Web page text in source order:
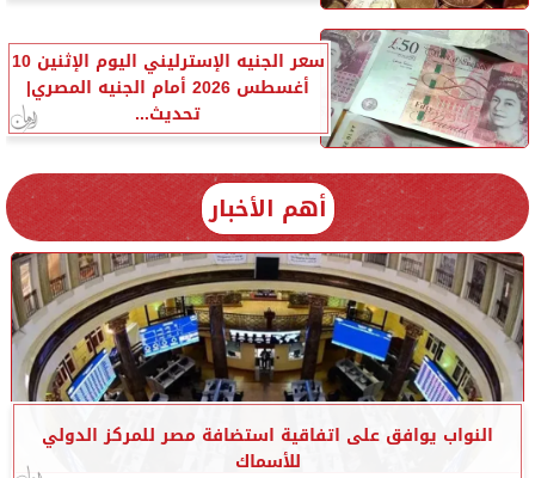
سعر الجنيه الإسترليني اليوم الإثنين 10
أغسطس 2026 أمام الجنيه المصري|
تحديث...
أهم الأخبار
النواب يوافق على اتفاقية استضافة مصر للمركز الدولي
للأسماك